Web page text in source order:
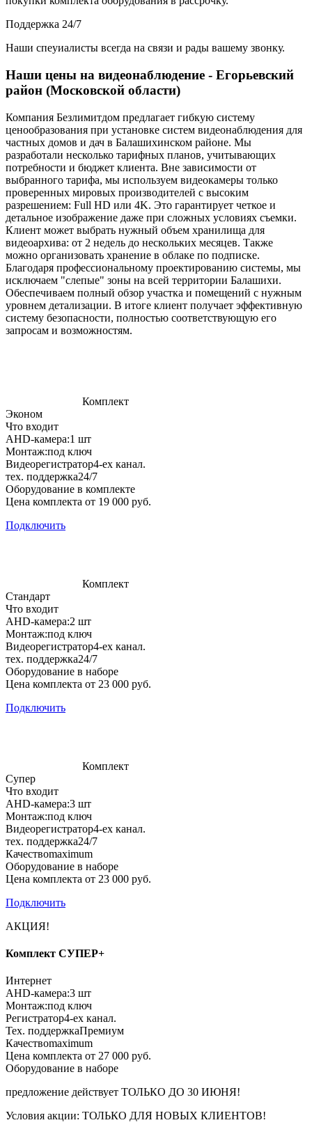
Поддержка 24/7
Наши спеуиалисты всегда на связи и рады вашему звонку.
Наши цены на видеонаблюдение - Егорьевский
район (Московской области)
Компания Безлимитдом предлагает гибкую систему
ценообразования при установке систем видеонаблюдения для
частных домов и дач в Балашихинском районе. Мы
разработали несколько тарифных планов, учитывающих
потребности и бюджет клиента. Вне зависимости от
выбранного тарифа, мы используем видеокамеры только
проверенных мировых производителей с высоким
разрешением: Full HD или 4K. Это гарантирует четкое и
детальное изображение даже при сложных условиях съемки.
Клиент может выбрать нужный объем хранилища для
видеоархива: от 2 недель до нескольких месяцев. Также
можно организовать хранение в облаке по подписке.
Благодаря профессиональному проектированию системы, мы
исключаем "слепые" зоны на всей территории Балашихи.
Обеспечиваем полный обзор участка и помещений с нужным
уровнем детализации. В итоге клиент получает эффективную
систему безопасности, полностью соответствующую его
запросам и возможностям.
Комплект
Эконом
Что входит
AHD-камера:1 шт
Монтаж:под ключ
Видеорегистратор4-ех канал.
тех. поддержка24/7
Оборудование в комплекте
Цена комплекта от 19 000 руб.
Подключить
Комплект
Стандарт
Что входит
AHD-камера:2 шт
Монтаж:под ключ
Видеорегистратор4-ех канал.
тех. поддержка24/7
Оборудование в наборе
Цена комплекта от 23 000 руб.
Подключить
Комплект
Супер
Что входит
AHD-камера:3 шт
Монтаж:под ключ
Видеорегистратор4-ех канал.
тех. поддержка24/7
Качествоmaximum
Оборудование в наборе
Цена комплекта от 23 000 руб.
Подключить
АКЦИЯ!
Комплект СУПЕР+
Интернет
AHD-камера:3 шт
Монтаж:под ключ
Регистратор4-ех канал.
Тех. поддержкаПремиум
Качествоmaximum
Цена комплекта от 27 000 руб.
Оборудование в наборе
предложение действует ТОЛЬКО ДО 30 ИЮНЯ!
Условия акции: ТОЛЬКО ДЛЯ НОВЫХ КЛИЕНТОВ!